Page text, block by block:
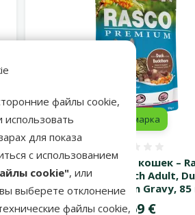
файлы cookie,
для показа
с использованием
cookie", или
выберете отклонение
файлы cookie,
Консервы для кошек –
Premium Cat Pouch Adult,
Buckthorn in Gravy, 85
Цена
0,69 €
марка